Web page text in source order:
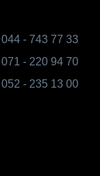
044 - 743 77 33
071 - 220 94 70
052 - 235 13 00